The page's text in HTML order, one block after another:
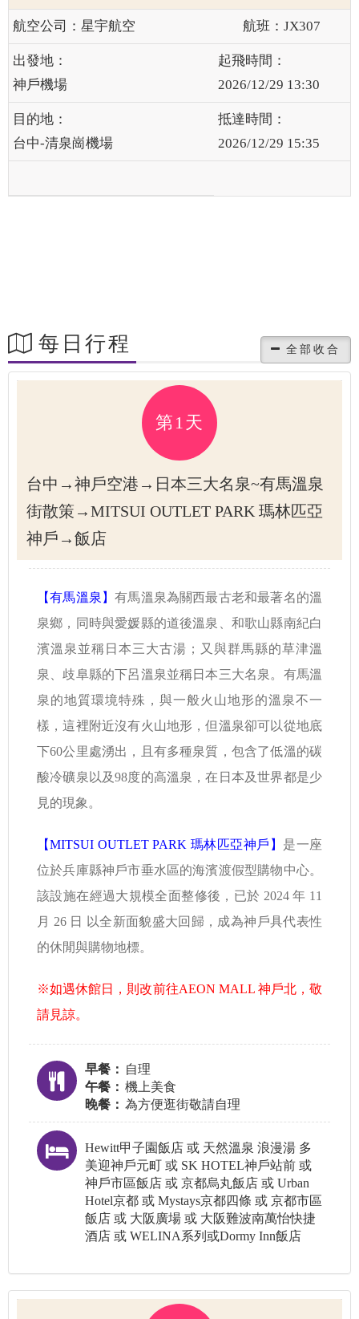
星宇航空 JX307
神戶機場 2026/12/29 13:30
台中-清泉崗機場 2026/12/29 15:35
每日行程
第1天
台中→神戶空港→日本三大名泉~有馬溫泉
街散策→MITSUI OUTLET PARK 瑪林匹亞
神戶→飯店
【有馬溫泉】有馬溫泉為關西最古老和最著名的溫
泉鄉，同時與愛媛縣的道後溫泉、和歌山縣南紀白
濱溫泉並稱日本三大古湯；又與群馬縣的草津溫
泉、歧阜縣的下呂溫泉並稱日本三大名泉。有馬溫
泉的地質環境特殊，與一般火山地形的溫泉不一
樣，這裡附近沒有火山地形，但溫泉卻可以從地底
下60公里處湧出，且有多種泉質，包含了低溫的碳
酸冷礦泉以及98度的高溫泉，在日本及世界都是少
見的現象。
【MITSUI OUTLET PARK 瑪林匹亞神戶】 是一座
位於兵庫縣神戶市垂水區的海濱渡假型購物中心。
該設施在經過大規模全面整修後，已於 2024 年 11
月 26 日 以全新面貌盛大回歸，成為神戶具代表性
的休閒與購物地標。
※如遇休館日，則改前往AEON MALL 神戶北，敬
請見諒。
早餐： 自理
午餐： 機上美食
晚餐： 為方便逛街敬請自理
Hewitt甲子園飯店 或 天然溫泉 浪漫湯 多
美迎神戶元町 或 SK HOTEL神戶站前 或
神戶市區飯店 或 京都烏丸飯店 或 Urban
Hotel京都 或 Mystays京都四條 或 京都市區
飯店 或 大阪廣場 或 大阪難波南萬怡快捷
酒店 或 WELINA系列或Dormy Inn飯店